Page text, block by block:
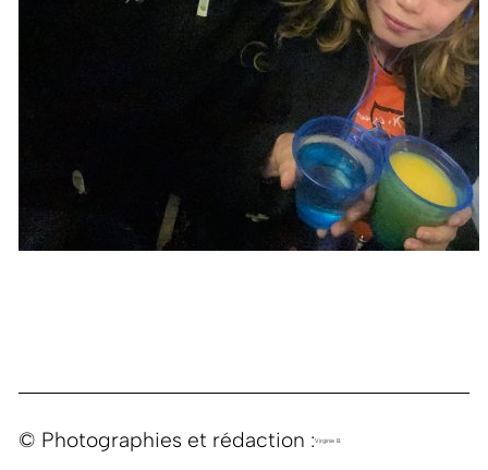
© Photographies et rédaction :Virginie B.